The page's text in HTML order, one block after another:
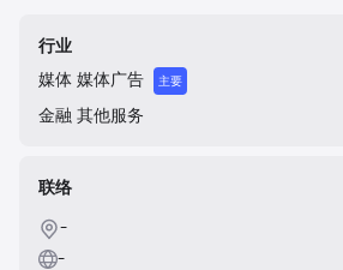
news, acting as an affiliate marketing
rather than a direct trading service
行业
媒体 媒体广告 主要
金融 其他服务
联络
-
-